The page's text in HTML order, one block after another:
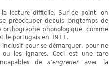
lecture difficile. Sur ce point, on
préoccuper depuis longtemps de
orthographe phonologique, comme
le portugais en 1911.
pour se démarquer, pour ne
ou les ignares. Ceci est une tare
des’engreneravec la